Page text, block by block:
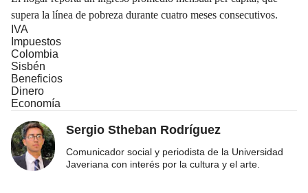
supera la línea de pobreza durante cuatro meses consecutivos.
IVA
Impuestos
Colombia
Sisbén
Beneficios
Dinero
Economía
Sergio Stheban Rodríguez
Comunicador social y periodista de la Universidad
Javeriana con interés por la cultura y el arte.